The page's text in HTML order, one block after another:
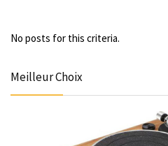
No posts for this criteria.
Meilleur Choix